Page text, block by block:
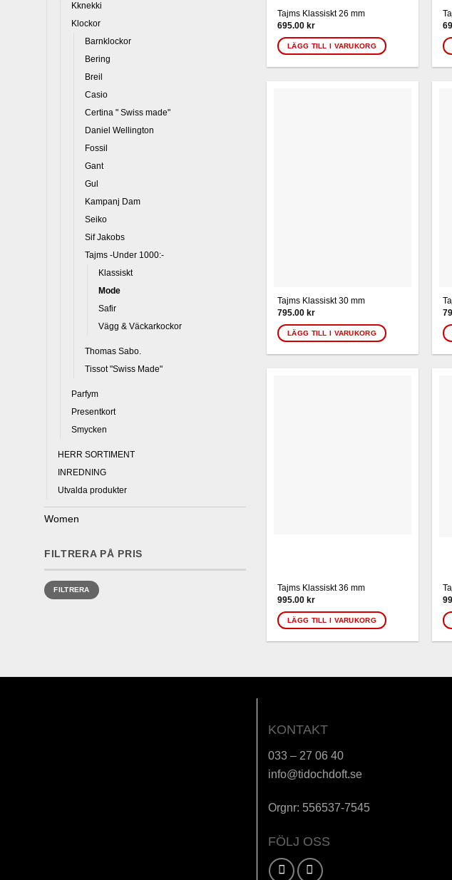
Kknekki
Klockor
Barnklockor
Bering
Breil
Casio
Certina " Swiss made"
Daniel Wellington
Fossil
Gant
Gul
Kampanj Dam
Seiko
Sif Jakobs
Tajms -Under 1000:-
Klassiskt
Mode
Safir
Vägg & Väckarkockor
Thomas Sabo.
Tissot "Swiss Made"
Parfym
Presentkort
Smycken
HERR SORTIMENT
INREDNING
Utvalda produkter
Women
FILTRERA PÅ PRIS
Min
pris
Max
prisFILTRERA
Tajms Klassiskt 26 mm
695.00kr
LÄGG TILL I VARUKORG
Tajms Klassiskt 30 mm
795.00 kr
LÄGG TILL I VARUKORG
Tajms Klassiskt 36 mm
995.00 kr
LÄGG TILL I VARUKORG
KONTAKT
033 – 27 06 40
info@tidochdoft.se
Orgnr: 556537-7545
FÖLJ OSS